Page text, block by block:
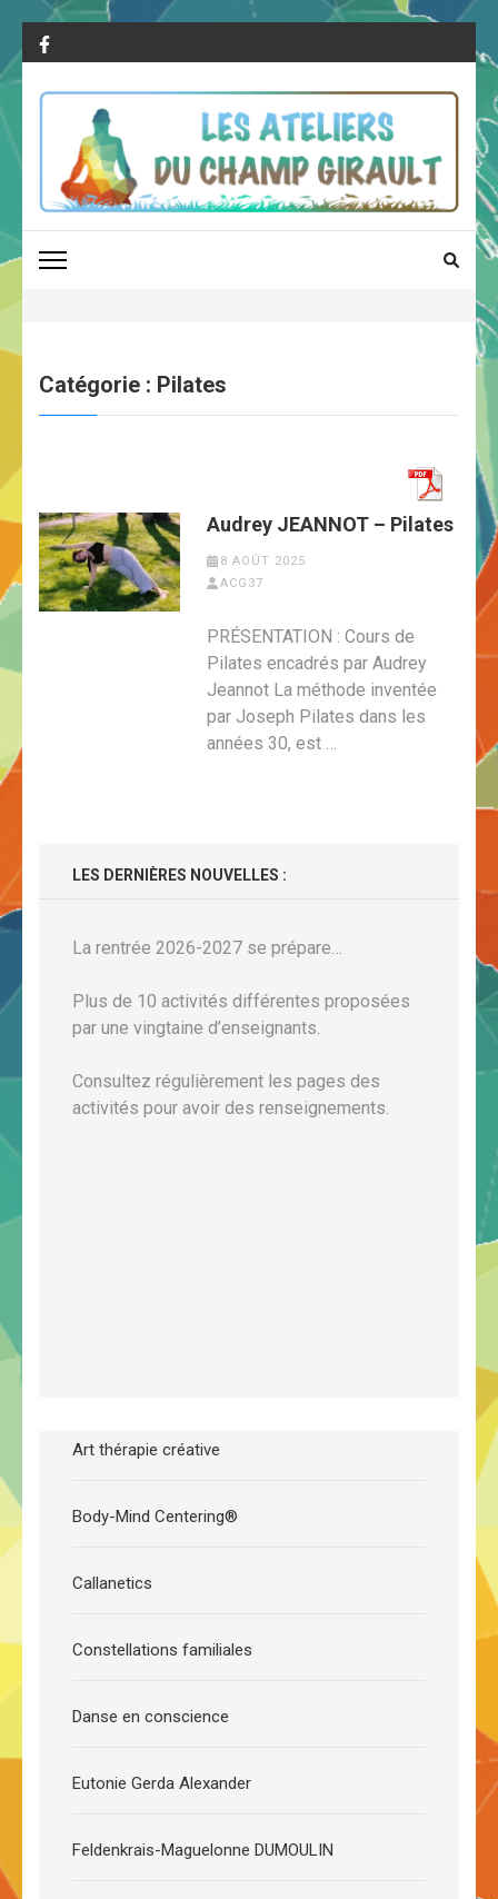
Aller
au
contenu
(Pressez
LES ATELIERS DU
CHAMP GIRAULT
Catégorie : Pilates
Audrey JEANNOT – Pilates
8 AOÛT 2025
ACG37
PRÉSENTATION : Cours de
Pilates encadrés par Audrey
Jeannot La méthode inventée
par Joseph Pilates dans les
années 30, est …
LES DERNIÈRES NOUVELLES :
La rentrée 2026-2027 se prépare…
Plus de 10 activités différentes proposées
par une vingtaine d’enseignants.
Consultez régulièrement les pages des
activités pour avoir des renseignements.
Art thérapie créative
Body-Mind Centering®
Callanetics
Constellations familiales
Danse en conscience
Eutonie Gerda Alexander
Feldenkrais-Maguelonne DUMOULIN